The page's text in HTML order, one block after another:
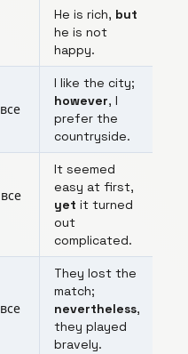
He is rich, but
he is not
happy.
I like the city;
however, I
prefer the
countryside.
It seemed
easy at first,
yet it turned
out
complicated.
They lost the
match;
nevertheless,
they played
bravely.